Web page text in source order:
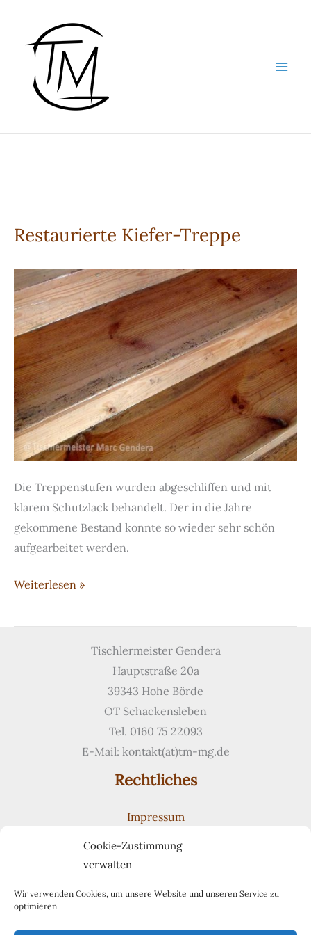
Cookie-Zustimmung
verwalten
Wir verwenden Cookies, um unsere Website und unseren Service zu
optimieren.
springen
Restaurierte Kiefer-Treppe
Die Treppenstufen wurden abgeschliffen und mit
klarem Schutzlack behandelt. Der in die Jahre
gekommene Bestand konnte so wieder sehr schön
aufgearbeitet werden.
Restaurierte
Treppe
Weiterlesen »
Tischlermeister Gendera
Hauptstraße 20a
39343 Hohe Börde
OT Schackensleben
Tel. 0160 75 22093
E-Mail: kontakt(at)tm-mg.de
Rechtliches
Impressum
Cookie-Richtlinie (EU)
Suchen